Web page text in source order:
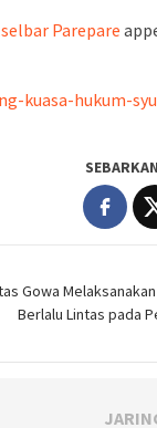
Parepare
kuasa-hukum-
SEBARKAN
Gowa
Berlalu Lintas pada